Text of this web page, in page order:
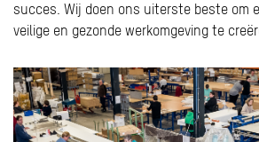
succes. Wij doen ons uiterste beste om
veilige en gezonde werkomgeving te